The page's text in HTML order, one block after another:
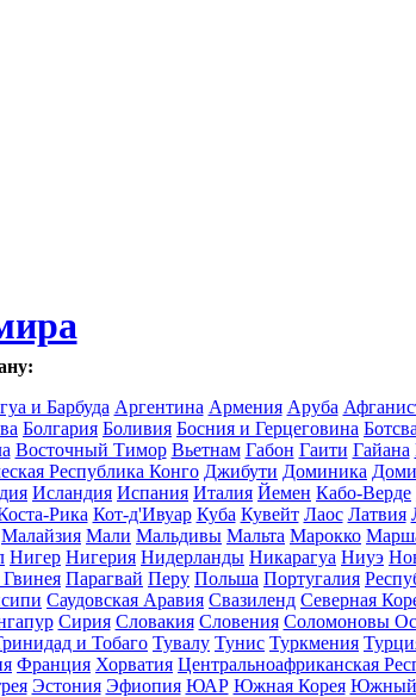
и Барбуда Аргентина Армения Аруба
Болгария Боливия Босния и Герцеговина
Восточный Тимор Вьетнам Габон Гаити Гайана
Республика Конго Джибути Доминика
Исландия Испания Италия Йемен Кабо-Верде
Рика Кот-д'Ивуар Куба Кувейт Лаос Латвия
Малайзия Мали Мальдивы Мальта Марокко
Нигер Нигерия Нидерланды Никарагуа Ниуэ
Парагвай Перу Польша Португалия
Саудовская Аравия Свазиленд Северная
Сирия Словакия Словения Соломоновы
и Тобаго Тувалу Тунис Туркмения
Франция Хорватия Центральноафриканская
Эстония Эфиопия ЮАР Южная Корея Южный